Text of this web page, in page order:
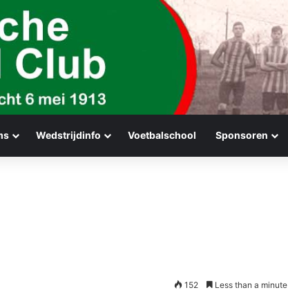
Wedstrijdinfo Voetbalschool Sponsoren
152 Less than a minute